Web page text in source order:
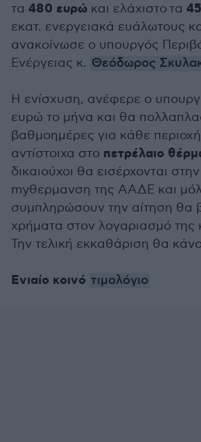
τα 480 ευρώ και ελάχιστο τα
εκατ. ενεργειακά ευάλωτους
ανακοίνωσε ο υπουργός
Ενέργειας κ. Θεόδωρος
Η ενίσχυση, ανέφερε ο
ευρώ το μήνα και θα
βαθμοημέρες για κάθε περιοχή
αντίστοιχα στο πετρέλαιο
δικαιούχοι θα εισέρχονται
myθερμανση της ΑΑΔΕ και
συμπληρώσουν την αίτηση θα
χρήματα στον λογαριασμό
Την τελική εκκαθάριση θα
Ενιαίο κοινό τιμολόγιο